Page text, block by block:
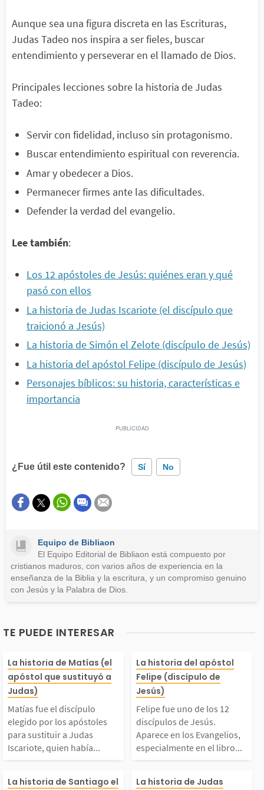
Aunque sea una figura discreta en las Escrituras,
Judas Tadeo nos inspira a ser fieles, buscar
entendimiento y perseverar en el llamado de Dios.
Principales lecciones sobre la historia de Judas
Tadeo:
Servir con fidelidad, incluso sin protagonismo.
Buscar entendimiento espiritual con reverencia.
Amar y obedecer a Dios.
Permanecer firmes ante las dificultades.
Defender la verdad del evangelio.
Lee también:
Los 12 apóstoles de Jesús: quiénes eran y qué
pasó con ellos
La historia de Judas Iscariote (el discípulo que
traicionó a Jesús)
La historia de Simón el Zelote (discípulo de Jesús)
La historia del apóstol Felipe (discípulo de Jesús)
Personajes bíblicos: su historia, características e
importancia
¿Fue útil este contenido? Sí No
Este contenido contiene información incorrecta
Otro
Equipo de Bibliaon
El Equipo Editorial de Bibliaon está compuesto por
cristianos maduros, con varios años de experiencia en la
enseñanza de la Biblia y la escritura, y un compromiso genuino
con Jesús y la Palabra de Dios.
TE PUEDE INTERESAR
fue el discípul
elegido por los após
para sustituir a J
Iscariote, quien
La historia de Matías (el
apóstol que sustituyó a
Judas)
Matías fue el discípulo
elegido por los apóstoles
para sustituir a Judas
Iscariote, quien había...
Felipe fue uno
12 discípulos
s. Aparece en
ngelios,
La historia del apóstol
Felipe (discípulo de
Jesús)
Felipe fue uno de los 12
discípulos de Jesús.
Aparece en los Evangelios,
especialmente en el libro...
(o Jacobo),
La historia de Santiago el
Judas
La historia de Judas